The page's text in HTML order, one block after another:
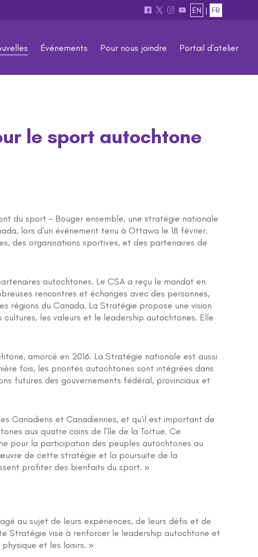
le sport autochtone
du sport - Bouger ensemble, une stratégie nationale
lors d'un événement tenu à Ottawa le 18 février.
des organisations sportives, et des partenaires de
autochtones. Le CSA a reçu le mandat en
rencontres et échanges avec des personnes,
régions du Canada. La Stratégie propose une vision
les valeurs et le leadership autochtones. Elle
amorcé en 2016. La Stratégie nationale est aussi
fois, les priorités autochtones sont intégrées dans
futures des gouvernements fédéral, provinciaux et
Canadiens et Canadiennes, et qu'il est important de
aux quatre coins de l'île de la Tortue. Ce
pour la participation des peuples autochtones au
de cette stratégie et la poursuite de la
profiter des bienfaits du sport. »
au sujet de leurs expériences, de leurs défis et de
Stratégie vise à renforcer le leadership autochtone et
et les loisirs. »
^ * & ( EN | FR
Événements Pour nous joindre Portail d'atelier